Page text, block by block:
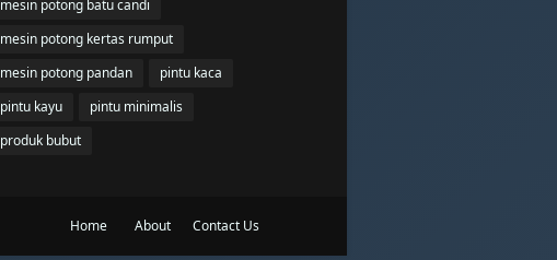
mesin potong batu candi
mesin potong kertas rumput
mesin potong pandan
pintu kaca
pintu kayu
pintu minimalis
produk bubut
Home About Contact Us